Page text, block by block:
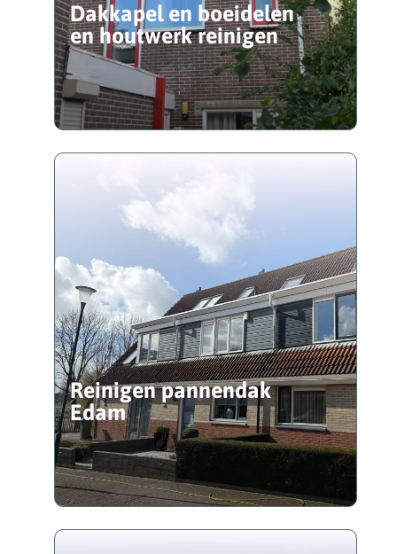
Dakkapel en boeidelen
en houtwerk reinigen
Reinigen pannendak
Edam